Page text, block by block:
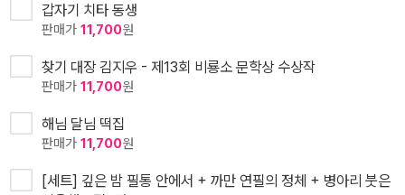
갑자기 치타 동생
판매가 11,700원
찾기 대장 김지우 - 제13회 비룡소 문학상 수상작
판매가 11,700원
해님 달님 떡집
판매가 11,700원
[세트] 깊은 밤 필통 안에서 + 까만 연필의 정체 + 병아리 붓은